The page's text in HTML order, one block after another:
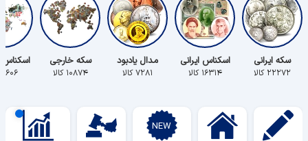
سکه ایرانی
۲۲۲۷۲ کالا
اسکناس ایرانی
۱۶۳۱۴ کالا
مدال یادبود
۷۲۸۱ کالا
سکه خارجی
۱۰۸۷۴ کالا ۵۶۰۶ کالا